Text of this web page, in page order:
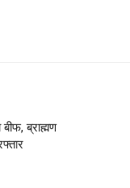
ब्राह्मण